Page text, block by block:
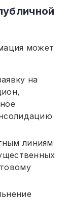
может
на
линиям